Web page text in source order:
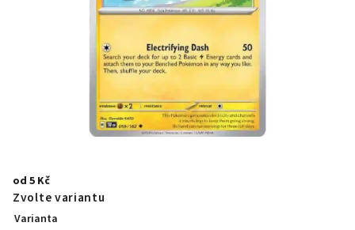
od 5 Kč
Zvolte variantu
Varianta